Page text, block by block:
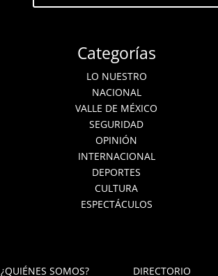
Categorías
LO NUESTRO
NACIONAL
VALLE DE MÉXICO
SEGURIDAD
OPINIÓN
INTERNACIONAL
DEPORTES
CULTURA
ESPECTÁCULOS
¿QUIÉNES SOMOS? DIRECTORIO